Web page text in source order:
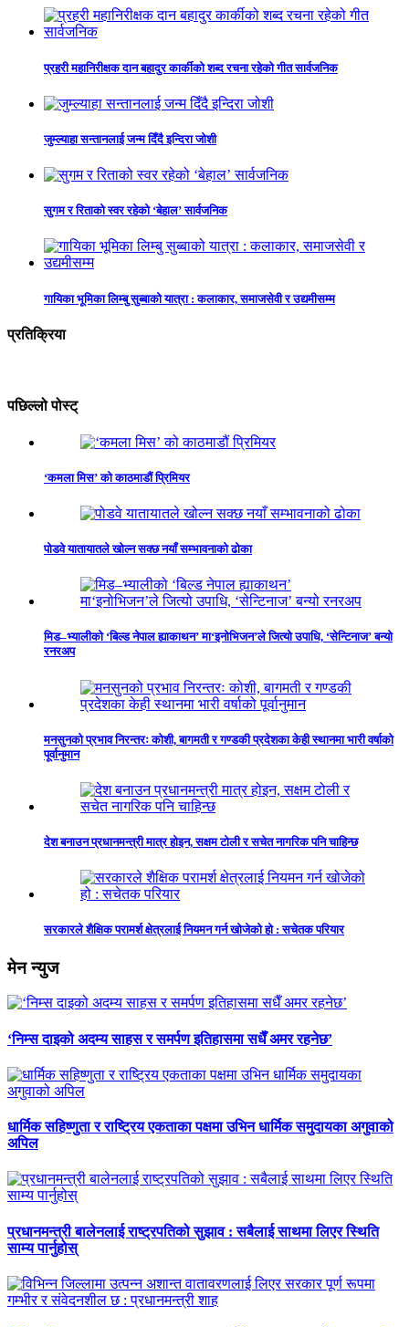
प्रहरी महानिरीक्षक दान बहादुर कार्कीको शब्द रचना रहेको गीत सार्वजनिक
जुम्ल्याहा सन्तानलाई जन्म दिँदै इन्दिरा जोशी
सुगम र रिताको स्वर रहेको ‘बेहाल’ सार्वजनिक
गायिका भूमिका लिम्बु सुब्बाको यात्रा : कलाकार, समाजसेवी र उद्यमीसम्म
प्रतिक्रिया
पछिल्लो पोस्ट्
‘कमला मिस’ को काठमाडौं प्रिमियर
पोडवे यातायातले खोल्न सक्छ नयाँ सम्भावनाको ढोका
मिड–भ्यालीको ‘बिल्ड नेपाल ह्याकाथन’ मा‘इनोभिजन’ले जित्यो उपाधि, ‘सेन्टिनाज’ बन्यो
रनरअप
मनसुनको प्रभाव निरन्तरः कोशी, बागमती र गण्डकी प्रदेशका केही स्थानमा भारी वर्षाको
पूर्वानुमान
देश बनाउन प्रधानमन्त्री मात्र होइन, सक्षम टोली र सचेत नागरिक पनि चाहिन्छ
सरकारले शैक्षिक परामर्श क्षेत्रलाई नियमन गर्न खोजेको हो : सचेतक परियार
मेन न्युज
‘निम्स दाइको अदम्य साहस र समर्पण इतिहासमा सधैँ अमर रहनेछ’
धार्मिक सहिष्णुता र राष्ट्रिय एकताका पक्षमा उभिन धार्मिक समुदायका अगुवाको
अपिल
प्रधानमन्त्री बालेनलाई राष्ट्रपतिको सुझाव : सबैलाई साथमा लिएर स्थिति
साम्य पार्नुहोस्